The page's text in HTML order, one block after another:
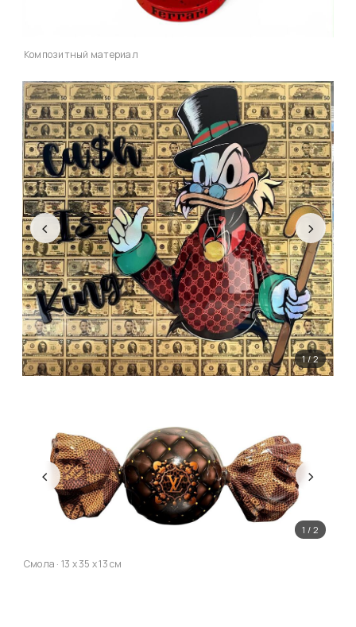
Композитный материал
‹ ›
1 / 2
‹ ›
1 / 2
Смола · 13 x 35 x 13 см